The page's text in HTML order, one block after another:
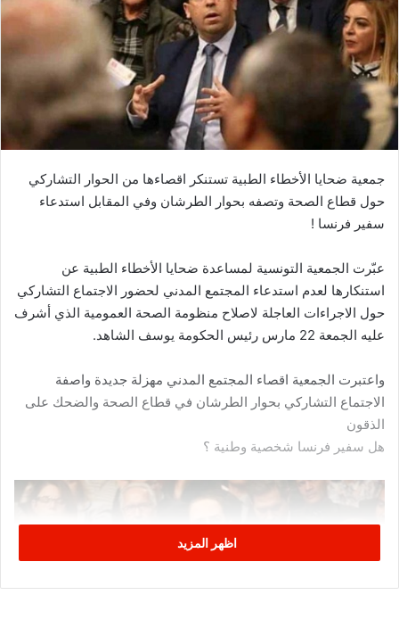
جمعية ضحايا الأخطاء الطبية تستنكر اقصاءها من الحوار التشاركي
حول قطاع الصحة وتصفه بحوار الطرشان وفي المقابل استدعاء
سفير فرنسا !
عبّرت الجمعية التونسية لمساعدة ضحايا الأخطاء الطبية عن
استنكارها لعدم استدعاء المجتمع المدني لحضور الاجتماع التشاركي
حول الاجراءات العاجلة لاصلاح منظومة الصحة العمومية الذي أشرف
عليه الجمعة 22 مارس رئيس الحكومة يوسف الشاهد.
واعتبرت الجمعية اقصاء المجتمع المدني مهزلة جديدة واصفة
الاجتماع التشاركي بحوار الطرشان في قطاع الصحة والضحك على
الذقون
هل سفير فرنسا شخصية وطنية ؟
اظهر المزيد